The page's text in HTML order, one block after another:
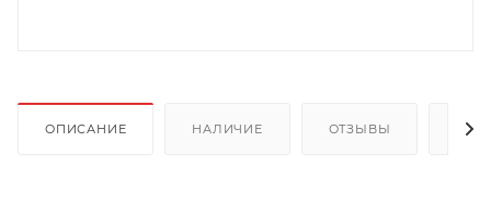
ОПИСАНИЕ НАЛИЧИЕ ОТЗЫВЫ